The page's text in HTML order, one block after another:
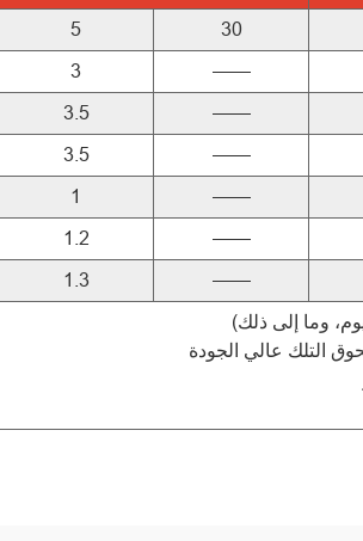
5 30
3 ——
3.5 ——
3.5 ——
1 ——
1.2 ——
1.3 ——
التلك عالي الجودة